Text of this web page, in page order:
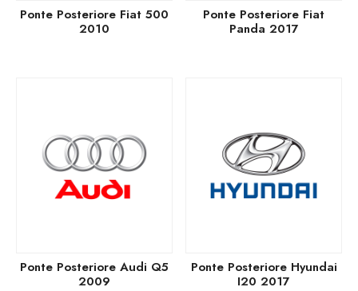
Ponte Posteriore Fiat 500
2010
Ponte Posteriore Fiat
Panda 2017
Ponte Posteriore Audi Q5
2009
Ponte Posteriore Hyundai
I20 2017